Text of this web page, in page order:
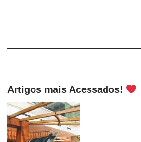
Artigos mais Acessados!